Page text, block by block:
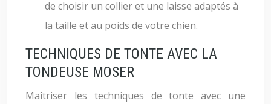
de choisir un collier et une laisse adaptés à
la taille et au poids de votre chien.
TECHNIQUES DE TONTE AVEC LA
TONDEUSE MOSER
Maîtriser les techniques de tonte avec une